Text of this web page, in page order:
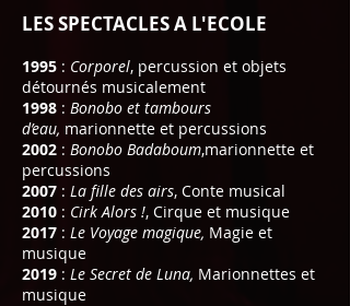
LES SPECTACLES A L'ECOLE
1995 : Corporel, percussion et objets
détournés musicalement
1998 : Bonobo et tambours
d’eau, marionnette et percussions
2002 : Bonobo Badaboum,marionnette et
percussions
2007 : La fille des airs, Conte musical
2010 : Cirk Alors !, Cirque et musique
2017 : Le Voyage magique, Magie et
musique
2019 : Le Secret de Luna, Marionnettes et
musique